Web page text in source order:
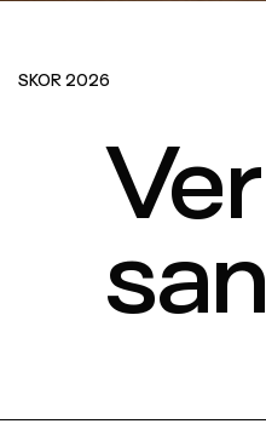
SKOR 2026